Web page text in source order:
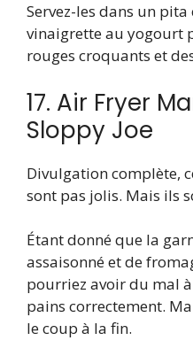
Servez-les dans un
vinaigrette au yogourt
rouges croquants et
17. Air Fryer
Sloppy Joe
Divulgation complète,
sont pas jolis. Mais ils
Étant donné que la
assaisonné et de
pourriez avoir du mal
pains correctement.
le coup à la fin.